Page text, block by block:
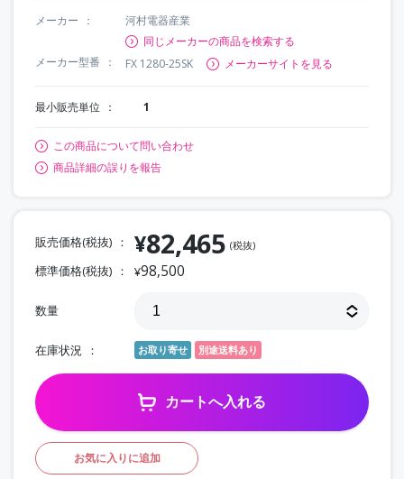
メーカー
河村電器産業
同じメーカーの商品を検索する
メーカー型番
FX 1280-25SK メーカーサイトを見る
最小販売単位 1
この商品について問い合わせ
商品詳細の誤りを報告
販売価格(税抜) ¥82,465 (税抜)
標準価格(税抜) ¥98,500
数量
在庫状況 お取り寄せ 別途送料あり
カートへ入れる
お気に入りに追加